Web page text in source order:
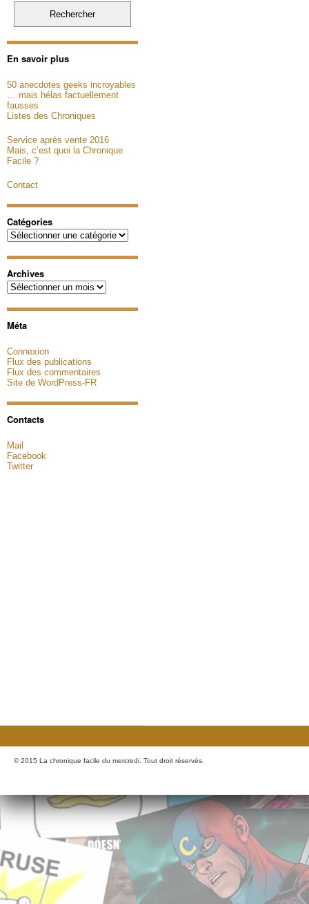
En savoir plus
50 anecdotes geeks incroyables
… mais hélas factuellement
fausses
Listes des Chroniques
Service après vente 2016
Mais, c’est quoi la Chronique
Facile ?
Contact
Catégories
Catégories
Archives
Archives
Méta
Connexion
Flux des publications
Flux des commentaires
Site de WordPress-FR
Contacts
Mail
Facebook
Twitter
© 2015 La chronique facile du mercredi. Tout droit réservés.